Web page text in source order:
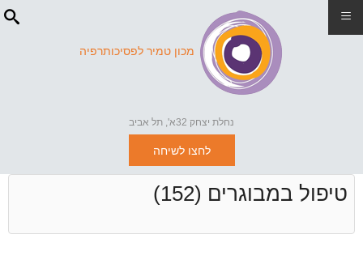
מכון טמיר לפסיכותרפיה
נחלת יצחק 32א', תל אביב
לחצו לשיחה
טיפול במבוגרים (152)
≡